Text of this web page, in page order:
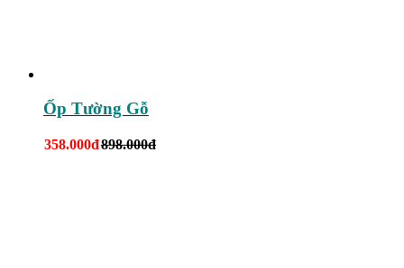
Ốp Tường Gỗ
358.000đ898.000đ